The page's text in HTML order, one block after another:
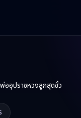
พ่ออุปราชหวงลูกสุดขั้ว